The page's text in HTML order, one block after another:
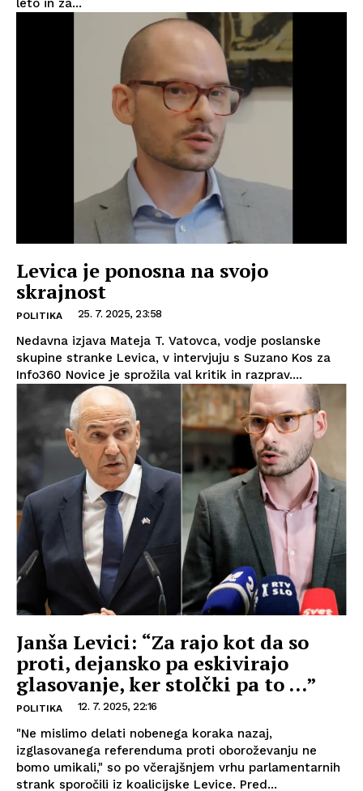
leto in za...
Levica je ponosna na svojo
skrajnost
POLITIKA 25. 7. 2025, 23:58
Nedavna izjava Mateja T. Vatovca, vodje poslanske
skupine stranke Levica, v intervjuju s Suzano Kos za
Info360 Novice je sprožila val kritik in razprav....
Janša Levici: “Za rajo kot da so
proti, dejansko pa eskivirajo
glasovanje, ker stolčki pa to …”
POLITIKA 12. 7. 2025, 22:16
"Ne mislimo delati nobenega koraka nazaj,
izglasovanega referenduma proti oboroževanju ne
bomo umikali," so po včerajšnjem vrhu parlamentarnih
strank sporočili iz koalicijske Levice. Pred...